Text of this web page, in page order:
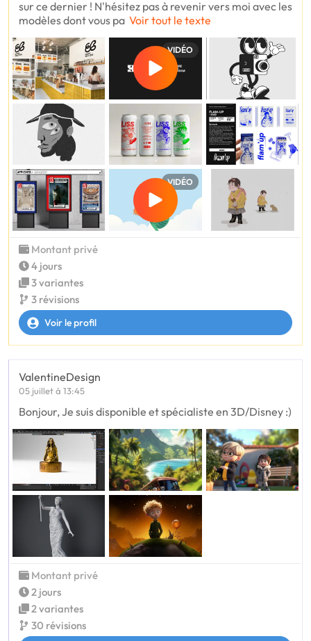
sur ce dernier ! N'hésitez pas à revenir vers moi avec les
modèles dont vous pa Voir tout le texte
VIDÉO
VIDÉO
Montant privé
4 jours
3 variantes
3 révisions
Voir le profil
ValentineDesign
05 juillet à 13:45
Bonjour, Je suis disponible et spécialiste en 3D/Disney :)
Montant privé
2 jours
2 variantes
30 révisions